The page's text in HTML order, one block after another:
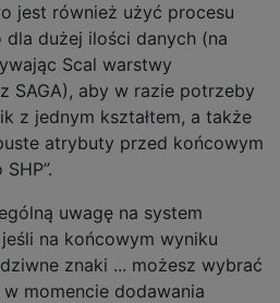
jest również użyć procesu
dla dużej ilości danych (na
Scal warstwy
SAGA), aby w razie potrzeby
z jednym kształtem, a także
atrybuty przed końcowym
uwagę na system
na końcowym wyniku
znaki ... możesz wybrać
momencie dodawania